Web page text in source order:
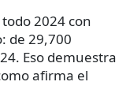
2024 con
de 29,700
Eso demuestra
afirma el